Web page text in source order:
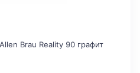
Brau Reality 90 графит